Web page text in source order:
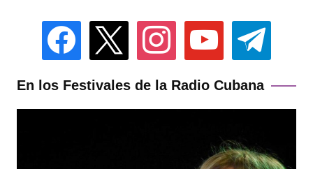
facebook instagram youtube telegram
En los Festivales de la Radio Cubana